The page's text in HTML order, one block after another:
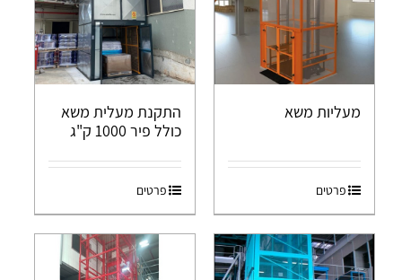
מעליות משא
פרטים
התקנת מעלית משא
כולל פיר 1000 ק"ג
פרטים